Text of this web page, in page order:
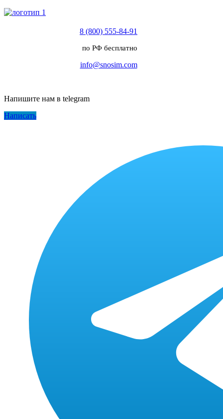
8 (800) 555-84-91
по РФ бесплатно
info@snosim.com
Напишите нам в telegram
Написать